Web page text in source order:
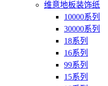
维意地板装饰纸
10000系列
30000系列
18系列
16系列
99系列
15系列